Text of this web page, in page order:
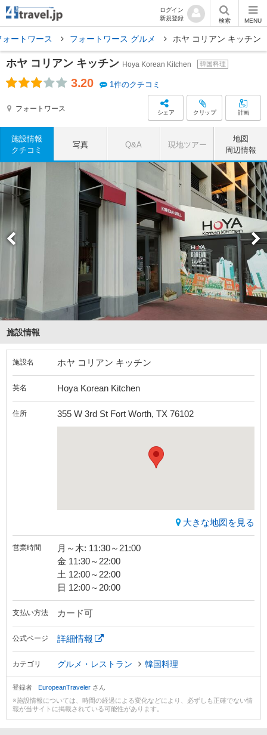
ログイン
新規登録
検索 MENU
ォートワース フォートワース グルメ ホヤ コリアン キッチン
ホヤ コリアン キッチン Hoya Korean Kitchen 韓国料理
3.20 1件のクチコミ
フォートワース シェア クリップ 計画
施設情報
クチコミ
写真 Q&A 現地ツアー
地図
周辺情報
施設情報
施設名 ホヤ コリアン キッチン
英名 Hoya Korean Kitchen
住所 355 W 3rd St Fort Worth, TX 76102
大きな地図を見る
営業時間
月～木: 11:30～21:00
金 11:30～22:00
土 12:00～22:00
日 12:00～20:00
支払い方法 カード可
公式ページ 詳細情報
カテゴリ グルメ・レストラン 韓国料理
登録者 EuropeanTraveler さん
※施設情報については、時間の経過による変化などにより、必ずしも正確でない情
報が当サイトに掲載されている可能性があります。